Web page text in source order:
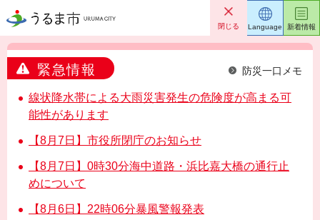
うるま市 閉じる
緊急情報 防災一口メモ
線状降水帯による大雨災害発生の危険度が高まる可
能性があります
【8月7日】市役所閉庁のお知らせ
【8月7日】0時30分海中道路・浜比嘉大橋の通行止
めについて
【8月6日】22時06分暴風警報発表
Language 新着情報